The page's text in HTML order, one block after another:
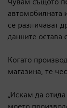
автомобилната
се различават
данните остава
Когато
магазина, те
„Искам да
моето